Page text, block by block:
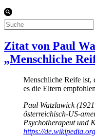
Suchen
nach …
Zitat von Paul
„Menschliche
Menschliche Reife ist,
es die Eltern
Paul Watzlawick
österreichisch-US-
Psychotherapeut und
https://